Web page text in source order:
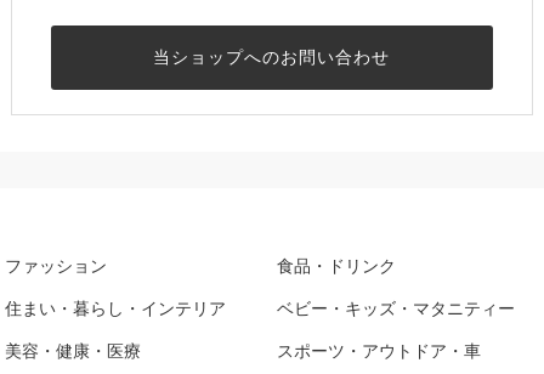
当ショップへのお問い合わせ
ファッション 食品・ドリンク
住まい・暮らし・インテリア ベビー・キッズ・マタニティー
美容・健康・医療 スポーツ・アウトドア・車